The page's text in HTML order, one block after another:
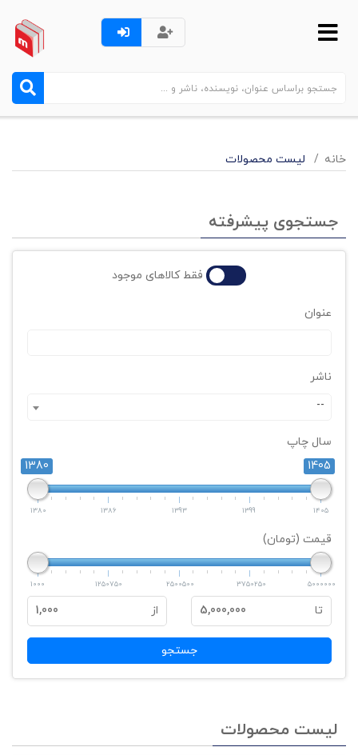
خانه لیست محصولات
جستجوی پیشرفته
فقط کالاهای موجود
عنوان
ناشر
--
سال چاپ
1380
1405
1380 1386 1393 1399 1405
قیمت (تومان)
1000 1250750 2500500 3750250 5000000
تا 5,000,000 از 1,000
جستجو
لیست محصولات